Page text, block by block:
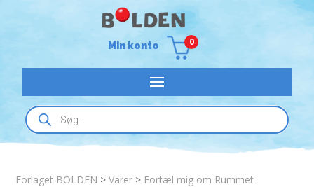
Min konto 0
Products
search
Forlaget BOLDEN >Varer > Fortæl mig om Rummet